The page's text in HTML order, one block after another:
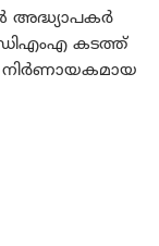
അദ്ധ്യാപകർ
കടത്ത്
നിർണായകമായ